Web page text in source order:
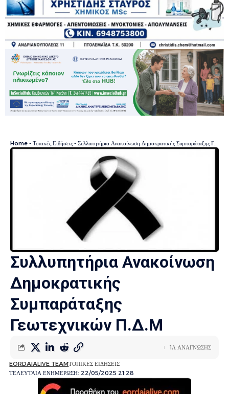
Home - Τοπικές Ειδήσεις - Συλλυπητήρια Ανακοίνωση Δημοκρατικής Συμπαράταξης Γεωτεχνικών Π.Δ.Μ
Συλλυπητήρια Ανακοίνωση
Δημοκρατικής
Συμπαράταξης
Γεωτεχνικών Π.Δ.Μ
ΤΕΛΕΥΤΑΙΑ ΕΝΗΜΕΡΩΣΗ: 22/05/2025 21:28
EORDAIALIVE TEAMΤΟΠΙΚΕΣ ΕΙΔΗΣΕΙΣ
1Λ ΑΝΑΓΝΩΣΗΣ